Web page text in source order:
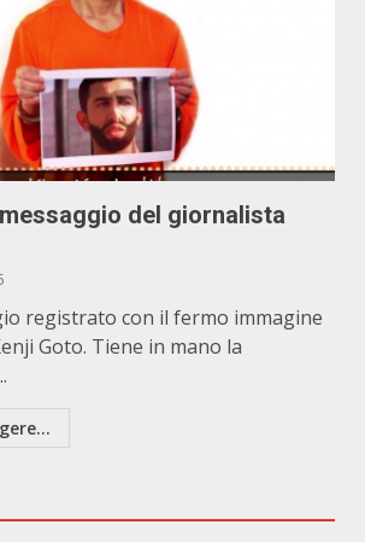
del giornalista
registrato con il fermo immagine
Goto. Tiene in mano la